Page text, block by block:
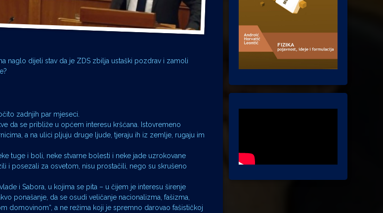
naglo dijeli stav da je ZDS zbilja ustaški pozdrav i zamoli
zadnjih par mjeseci.
da se približe u općem interesu kršćana. Istovremeno
a na ulici pljuju druge ljude, tjeraju ih iz zemlje, rugaju im
tuge i boli, neke stvarne bolesti i neke jade uzrokovane
i posezali za osvetom, nisu prostačili, nego su skrušeno
i Sabora, u kojima se pita – u čijem je interesu širenje
ponašanje, da se osudi veličanje nacionalizma, fašizma,
domovinom“, a ne režima koji je spremno darovao fašističkoj